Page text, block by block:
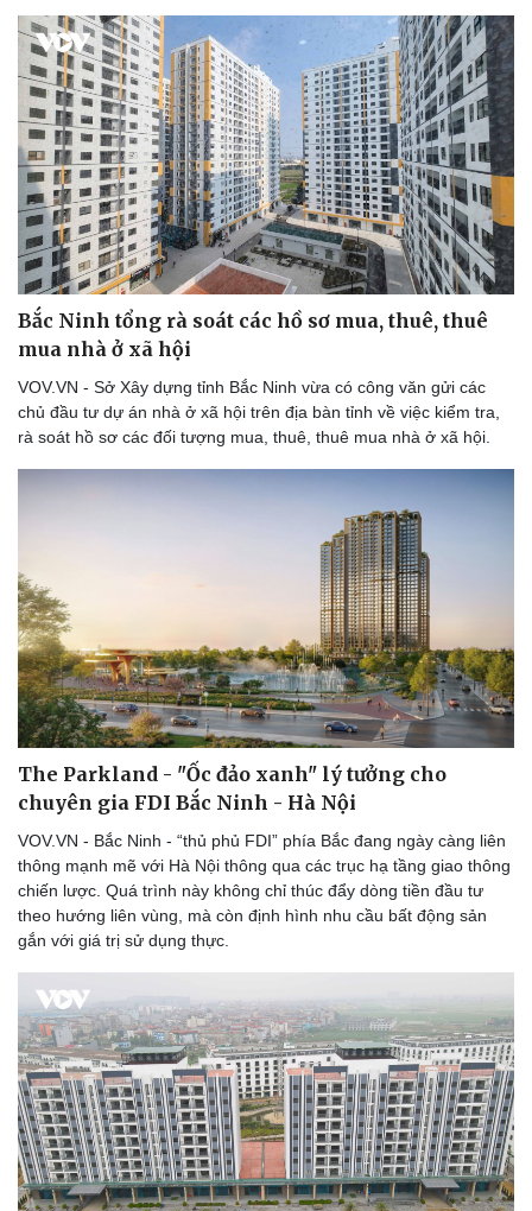
Doanh nghiệp
Thông tin doanh nghiệp
Doanh nghiệp 24h
Doanh nhân
Vì cộng đồng
Công nghệ
Sành điệu
Tin Công nghệ
Trải nghiệm
Chuyển đổi số
Bắc Ninh tổng rà soát các hồ sơ mua, thuê, thuê
mua nhà ở xã hội
VOV.VN - Sở Xây dựng tỉnh Bắc Ninh vừa có công văn gửi các
chủ đầu tư dự án nhà ở xã hội trên địa bàn tỉnh về việc kiểm tra,
rà soát hồ sơ các đối tượng mua, thuê, thuê mua nhà ở xã hội.
The Parkland - "Ốc đảo xanh" lý tưởng cho
chuyên gia FDI Bắc Ninh - Hà Nội
VOV.VN - Bắc Ninh - “thủ phủ FDI” phía Bắc đang ngày càng liên
thông mạnh mẽ với Hà Nội thông qua các trục hạ tầng giao thông
chiến lược. Quá trình này không chỉ thúc đẩy dòng tiền đầu tư
theo hướng liên vùng, mà còn định hình nhu cầu bất động sản
gắn với giá trị sử dụng thực.